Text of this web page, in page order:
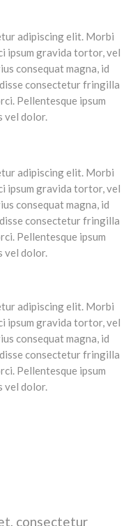
adipiscing elit. Morbi
ipsum gravida tortor, vel
consequat magna, id
consectetur fringilla
Pellentesque ipsum
vel dolor.
adipiscing elit. Morbi
ipsum gravida tortor, vel
consequat magna, id
consectetur fringilla
Pellentesque ipsum
vel dolor.
adipiscing elit. Morbi
ipsum gravida tortor, vel
consequat magna, id
consectetur fringilla
Pellentesque ipsum
vel dolor.
consectetur